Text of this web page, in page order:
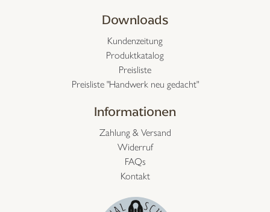
Downloads
Kundenzeitung
Produktkatalog
Preisliste
Preisliste "Handwerk neu gedacht"
Informationen
Zahlung & Versand
Widerruf
FAQs
Kontakt